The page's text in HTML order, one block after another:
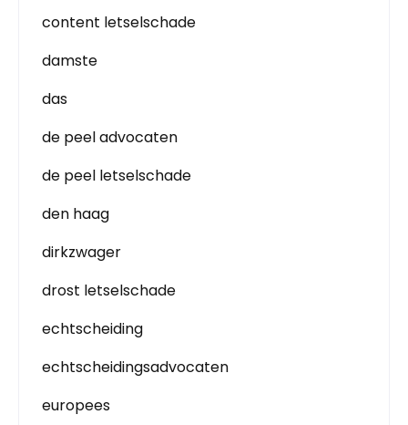
content letselschade
damste
das
de peel advocaten
de peel letselschade
den haag
dirkzwager
drost letselschade
echtscheiding
echtscheidingsadvocaten
europees